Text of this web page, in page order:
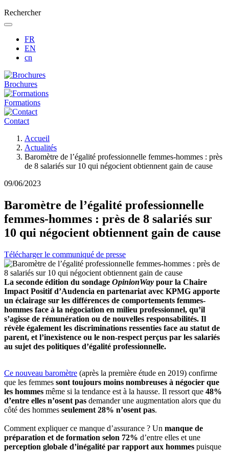
Rechercher
FR
EN
cn
Brochures
Formations
Contact
d'Ariane
Accueil
Actualités
Baromètre de l’égalité professionnelle femmes-hommes : près
de 8 salariés sur 10 qui négocient obtiennent gain de cause
09/06/2023
Baromètre de l’égalité professionnelle
femmes-hommes : près de 8 salariés sur
10 qui négocient obtiennent gain de cause
Télécharger le communiqué de presse
La seconde édition du sondage OpinionWay pour la Chaire
Impact Positif d’Audencia en partenariat avec KPMG apporte
un éclairage sur les différences de comportements femmes-
hommes face à la négociation en milieu professionnel, qu’il
s’agisse de rémunération ou de nouvelles responsabilités. Il
révèle également les discriminations ressenties face au statut de
parent, et l’inexistence ou le non-respect perçus par les salariés
au sujet des politiques d’égalité professionnelle.
Ce nouveau baromètre (après la première étude en 2019) confirme
que les femmes sont toujours moins nombreuses à négocier que
les hommes même si la tendance est à la hausse. Il ressort que 48%
d’entre elles n’osent pas demander une augmentation alors que du
côté des hommes seulement 28% n’osent pas.
Comment expliquer ce manque d’assurance ? Un manque de
préparation et de formation selon 72% d’entre elles et une
perception globale d’inégalité par rapport aux hommes puisque